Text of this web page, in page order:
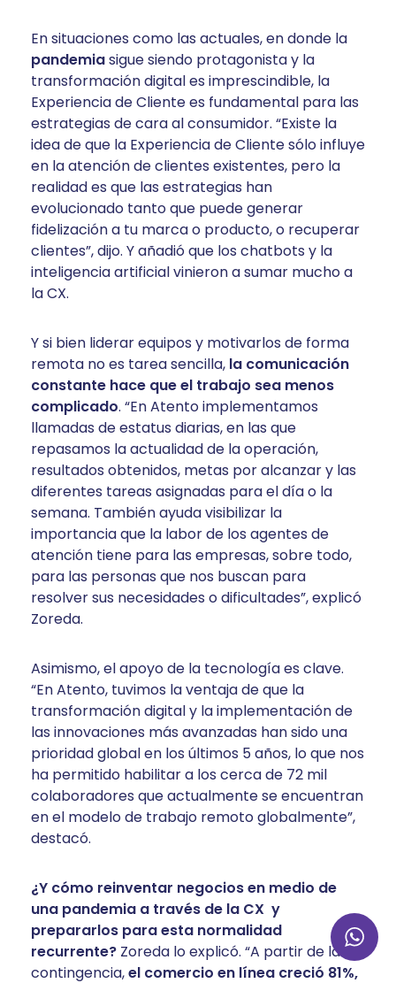
En situaciones como las actuales, en donde la
pandemiasigue siendo protagonista y la
transformación digital es imprescindible, la
Experiencia de Cliente es fundamental para las
estrategias de cara al consumidor. “Existe la
idea de que la Experiencia de Cliente sólo influye
en la atención de clientes existentes, pero la
realidad es que las estrategias han
evolucionado tanto que puede generar
fidelización a tu marca o producto, o recuperar
clientes”, dijo. Y añadió que los chatbots y la
inteligencia artificial vinieron a sumar mucho a
la CX.
Y si bien liderar equipos y motivarlos de forma
remota no es tarea sencilla, la comunicación
constante hace que el trabajo sea menos
complicado. “En Atento implementamos
llamadas de estatus diarias, en las que
repasamos la actualidad de la operación,
resultados obtenidos, metas por alcanzar y las
diferentes tareas asignadas para el día o la
semana. También ayuda visibilizar la
importancia que la labor de los agentes de
atención tiene para las empresas, sobre todo,
para las personas que nos buscan para
resolver sus necesidades o dificultades”, explicó
Zoreda.
Asimismo, el apoyo de la tecnología es clave.
“En Atento, tuvimos la ventaja de que la
transformación digital y la implementación de
las innovaciones más avanzadas han sido una
prioridad global en los últimos 5 años, lo que nos
ha permitido habilitar a los cerca de 72 mil
colaboradores que actualmente se encuentran
en el modelo de trabajo remoto globalmente”,
destacó.
¿Y cómo reinventar negocios en medio de
una pandemia a través de la CX y
prepararlos para esta normalidad
recurrente? Zoreda lo explicó. “A partir de la
contingencia,el comercio en línea creció 81%,